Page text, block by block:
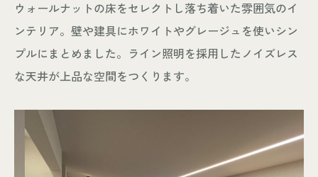
ウォールナットの床をセレクトし落ち着いた雰囲気のイ
ンテリア。壁や建具にホワイトやグレージュを使いシン
プルにまとめました。ライン照明を採用したノイズレス
な天井が上品な空間をつくります。